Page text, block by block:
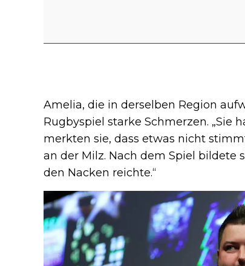
Amelia, die in derselben Region
Rugbyspiel starke Schmerzen. „Sie
merkten sie, dass etwas nicht
an der Milz. Nach dem Spiel bildete
den Nacken reichte.“